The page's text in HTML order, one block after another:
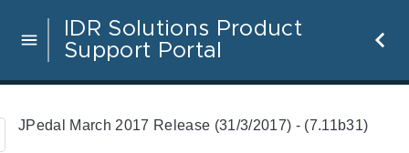
IDR Solutions Product
Support Portal
JPedal March 2017 Release (31/3/2017) - (7.11b31)